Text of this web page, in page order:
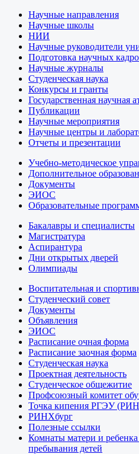
Научные направления
Научные школы
НИИ
Научные руководители
Подготовка научных
Научные журналы
Студенческая наука
Конкурсы и гранты
Государственная научная
Публикации
Научные мероприятия
Научные центры и
Отчеты и презентации
Учебно-методическое
Дополнительное
Документы
ЭИОС
Образовательные
Бакалавры и специалисты
Магистратура
Аспирантура
Дни открытых дверей
Олимпиады
Воспитательная и
Студенческий совет
Документы
Объявления
ЭИОС
Расписание очная форма
Расписание заочная форма
Студенческая наука
Проектная деятельность
Студенческое общежитие
Профсоюзный комитет
Точка кипения РГЭУ
РИНХбург
Полезные ссылки
Комнаты матери и
пребывания детей